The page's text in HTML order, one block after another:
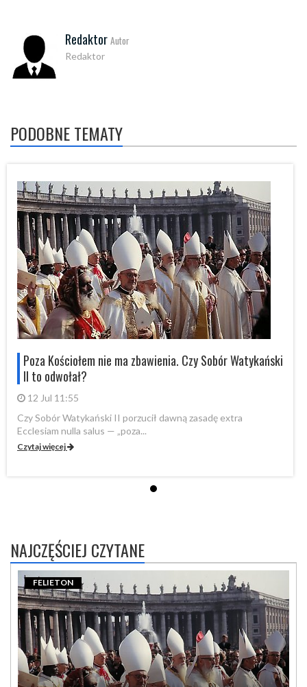
Redaktor Autor
Redaktor
PODOBNE TEMATY
Poza Kościołem nie ma zbawienia. Czy Sobór Watykański
II to odwołał?
12 Jul 11:55
Czy Sobór Watykański II porzucił dawną zasadę extra
Ecclesiam nulla salus — „poza...
Czytaj więcej
NAJCZĘŚCIEJ CZYTANE
FELIETON